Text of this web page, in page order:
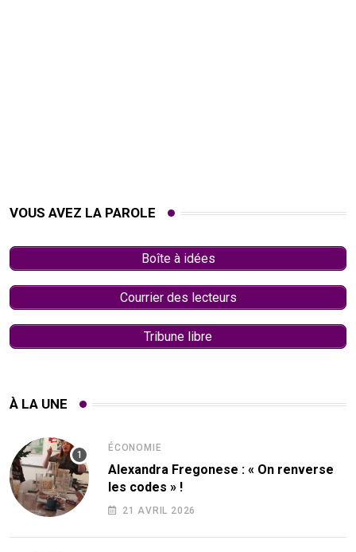
VOUS AVEZ LA PAROLE
Boîte à idées
Courrier des lecteurs
Tribune libre
À LA UNE
ÉCONOMIE
Alexandra Fregonese : « On renverse
les codes » !
21 AVRIL 2026